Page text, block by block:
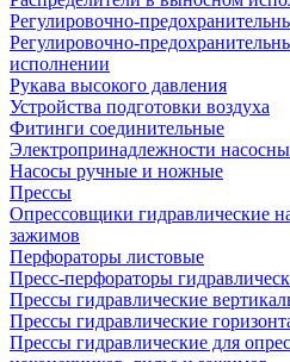
Регулировочно-
Регулировочно-
исполнении
Рукава высокого давления
Устройства подготовки воздуха
Фитинги соединительные
Электропринадлежности
Насосы ручные и ножные
Прессы
Опрессовщики гидравлические
зажимов
Перфораторы листовые
Пресс-перфораторы
Прессы гидравлические
Прессы гидравлические
Прессы гидравлические для